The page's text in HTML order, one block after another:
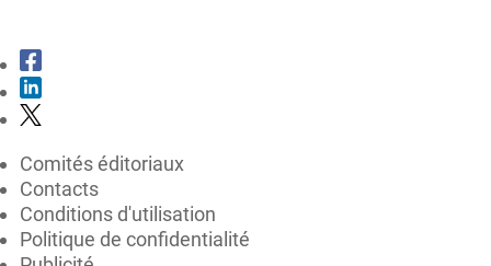
Comités éditoriaux
Contacts
Conditions d'utilisation
Politique de confidentialité